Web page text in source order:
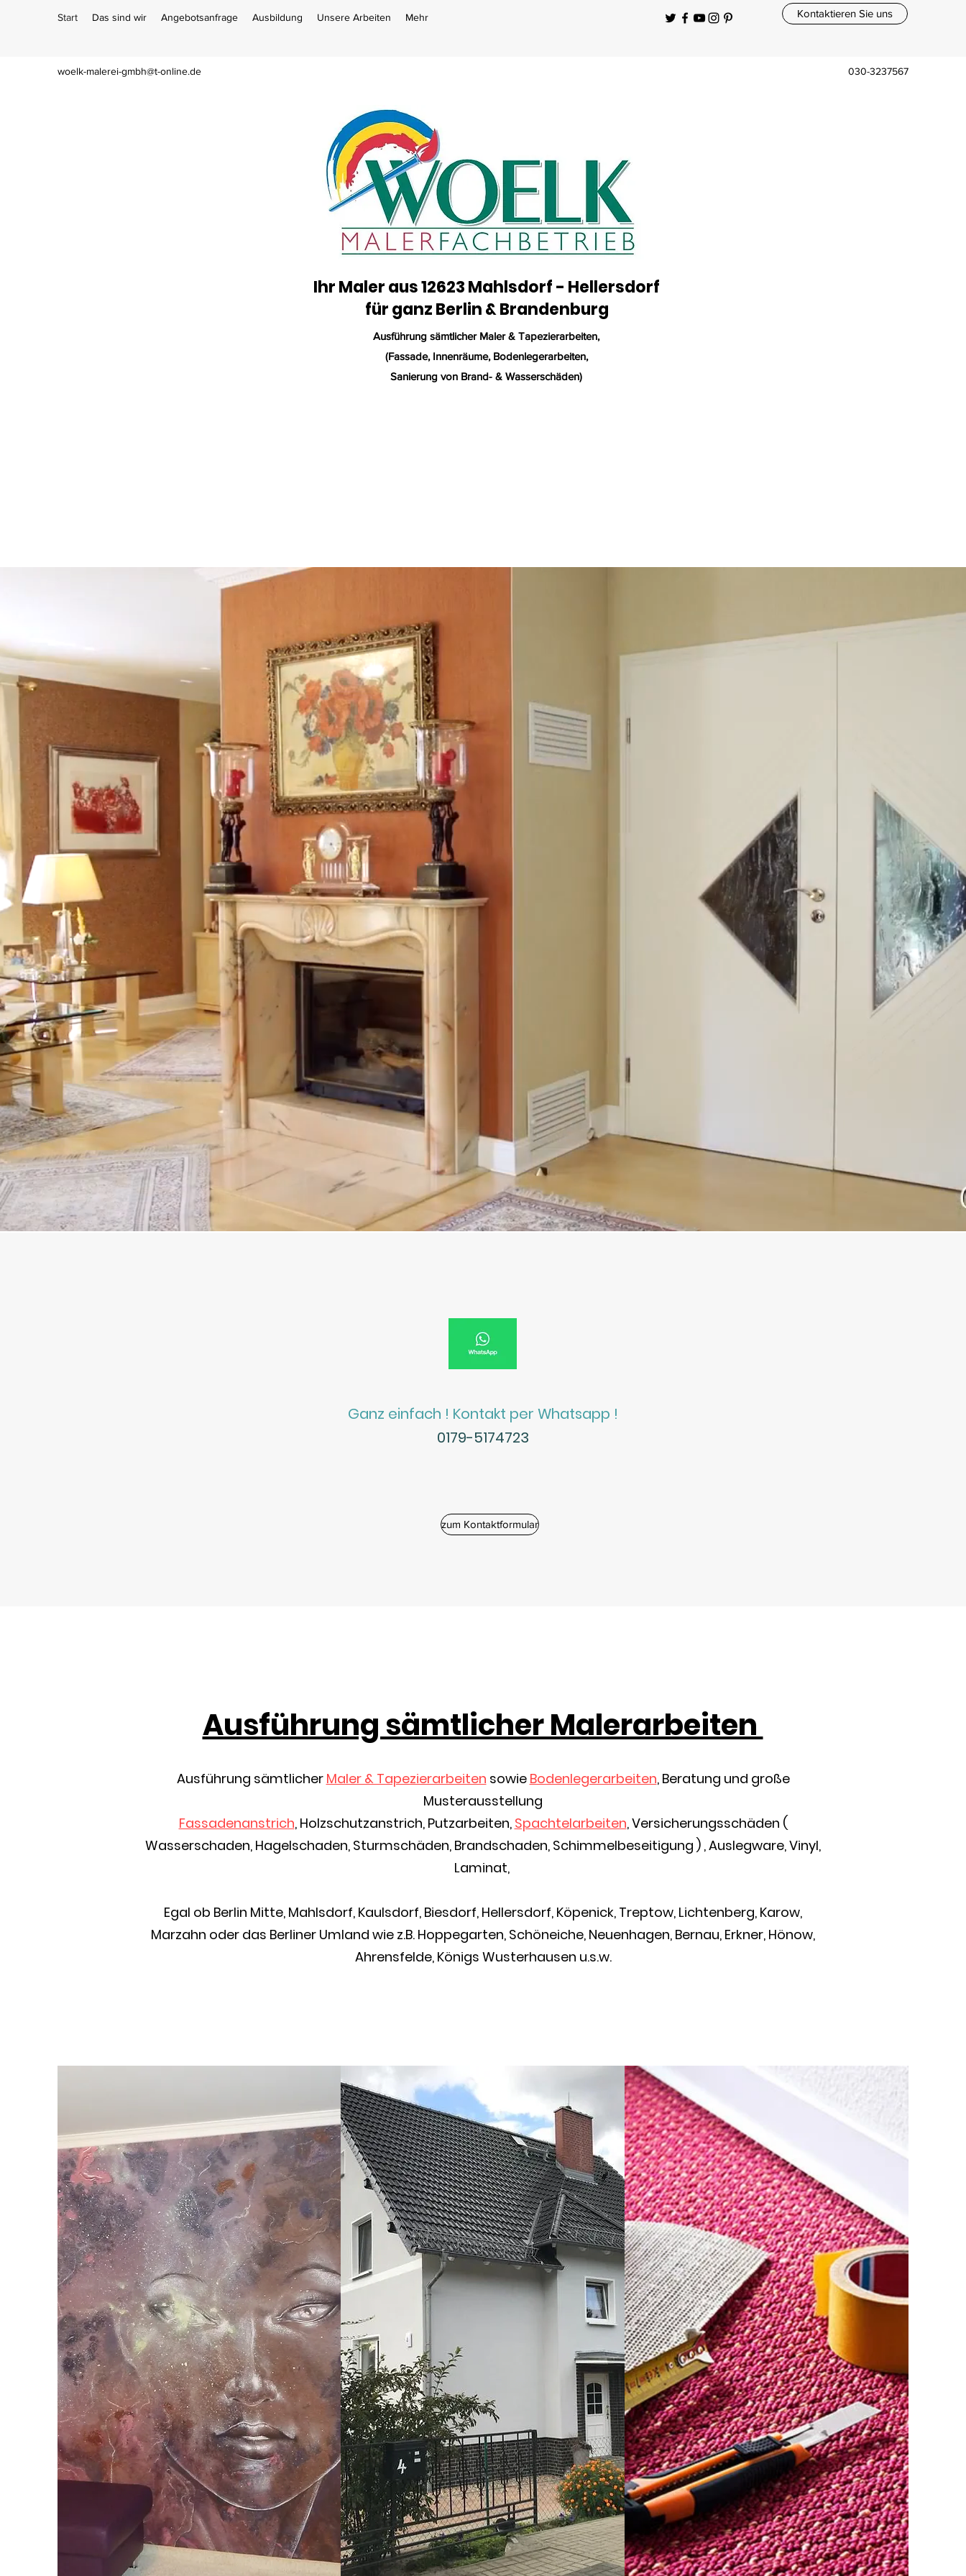
Start Das sind wir Angebotsanfrage Ausbildung Unsere Arbeiten Mehr Kontaktieren Sie uns
woelk-malerei-gmbh@t-online.de 030-3237567
Ihr Maler aus 12623 Mahlsdorf - Hellersdorf
für ganz Berlin & Brandenburg
Ausführung sämtlicher Maler & Tapezierarbeiten,
(Fassade, Innenräume, Bodenlegerarbeiten,
Sanierung von Brand- & Wasserschäden)
Ganz einfach ! Kontakt per Whatsapp !
0179-5174723
zum Kontaktformular
Ausführung sämtlicher Malerarbeiten
Ausführung sämtlicher Maler & Tapezierarbeiten sowie Bodenlegerarbeiten, Beratung und große
Musterausstellung
Fassadenanstrich, Holzschutzanstrich, Putzarbeiten, Spachtelarbeiten, Versicherungsschäden (
Wasserschaden, Hagelschaden, Sturmschäden, Brandschaden, Schimmelbeseitigung ) , Auslegware, Vinyl,
Laminat,
Egal ob Berlin Mitte, Mahlsdorf, Kaulsdorf, Biesdorf, Hellersdorf, Köpenick, Treptow, Lichtenberg, Karow,
Marzahn oder das Berliner Umland wie z.B. Hoppegarten, Schöneiche, Neuenhagen, Bernau, Erkner, Hönow,
Ahrensfelde, Königs Wusterhausen u.s.w.